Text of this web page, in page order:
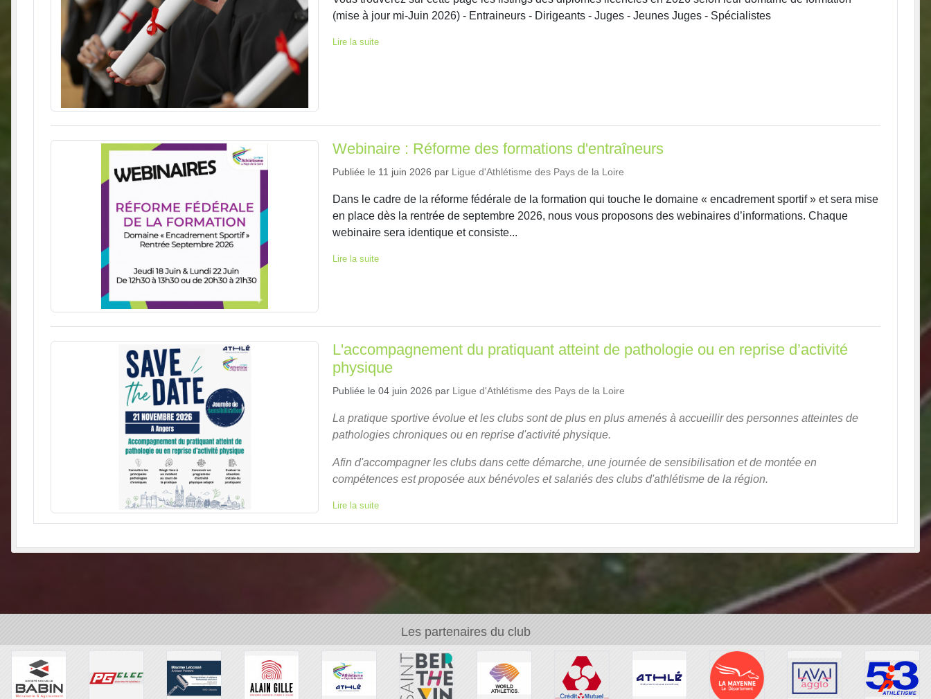
(mise à jour mi-Juin 2026) - Entraineurs - Dirigeants - Juges - Jeunes Juges - Spécialistes
Lire la suite
Webinaire : Réforme des formations d'entraîneurs
Publiée le 11 juin 2026 par Ligue d'Athlétisme des Pays de la Loire
Dans le cadre de la réforme fédérale de la formation qui touche le domaine « encadrement sportif » et sera mise
en place dès la rentrée de septembre 2026, nous vous proposons des webinaires d’informations. Chaque
webinaire sera identique et consiste...
Lire la suite
L'accompagnement du pratiquant atteint de pathologie ou en reprise d’activité
physique
Publiée le04 juin 2026 par Ligue d'Athlétisme des Pays de la Loire
La pratique sportive évolue et les clubs sont de plus en plus amenés à accueillir des personnes atteintes de
pathologies chroniques ou en reprise d'activité physique.
Afin d'accompagner les clubs dans cette démarche, une journée de sensibilisation et de montée en
compétences est proposée aux bénévoles et salariés des clubs d'athlétisme de la région.
Lire la suite
Les partenaires du club